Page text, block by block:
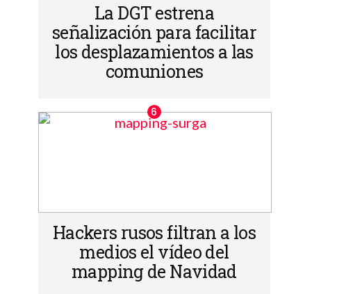
La DGT estrena
señalización para facilitar
los desplazamientos a las
comuniones
Hackers rusos filtran a los
medios el vídeo del
mapping de Navidad